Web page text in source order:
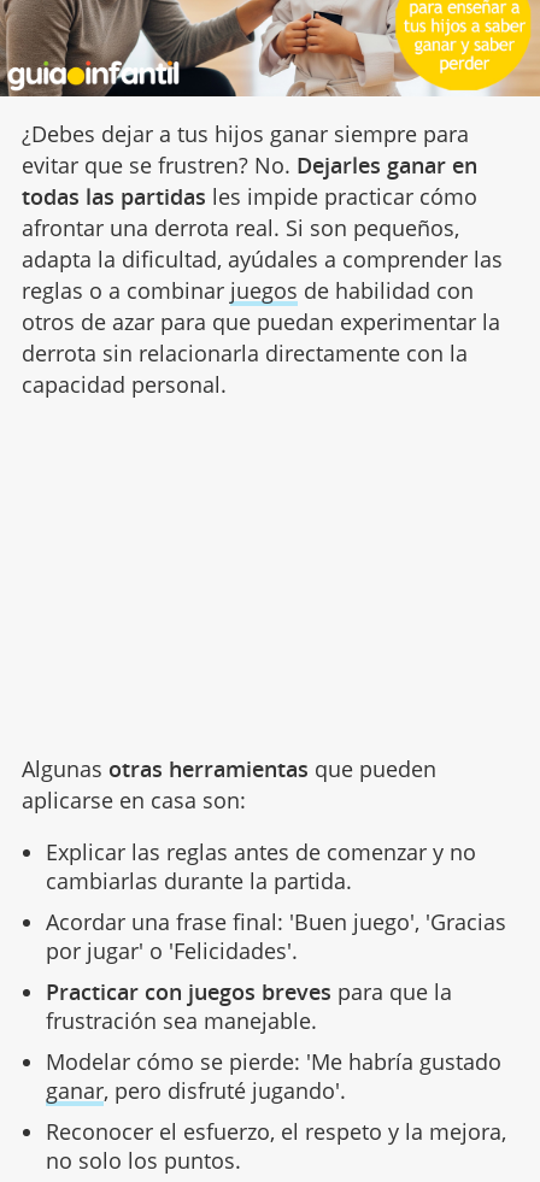
¿Debes dejar a tus hijos ganar siempre para
evitar que se frustren? No. Dejarles ganar en
todas las partidas les impide practicar cómo
afrontar una derrota real. Si son pequeños,
adapta la dificultad, ayúdales a comprender las
reglas o a combinar juegos de habilidad con
otros de azar para que puedan experimentar la
derrota sin relacionarla directamente con la
capacidad personal.
Algunas otras herramientas que pueden
aplicarse en casa son:
Explicar las reglas antes de comenzar y no
cambiarlas durante la partida.
Acordar una frase final: 'Buen juego', 'Gracias
por jugar' o 'Felicidades'.
Practicar con juegos breves para que la
frustración sea manejable.
Modelar cómo se pierde: 'Me habría gustado
ganar, pero disfruté jugando'.
Reconocer el esfuerzo, el respeto y la mejora,
no solo los puntos.